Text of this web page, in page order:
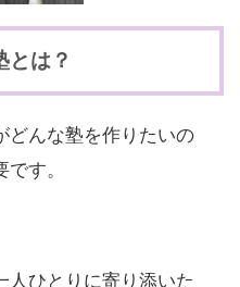
とは？
どんな塾を作りたいの
す。
人ひとりに寄り添いた